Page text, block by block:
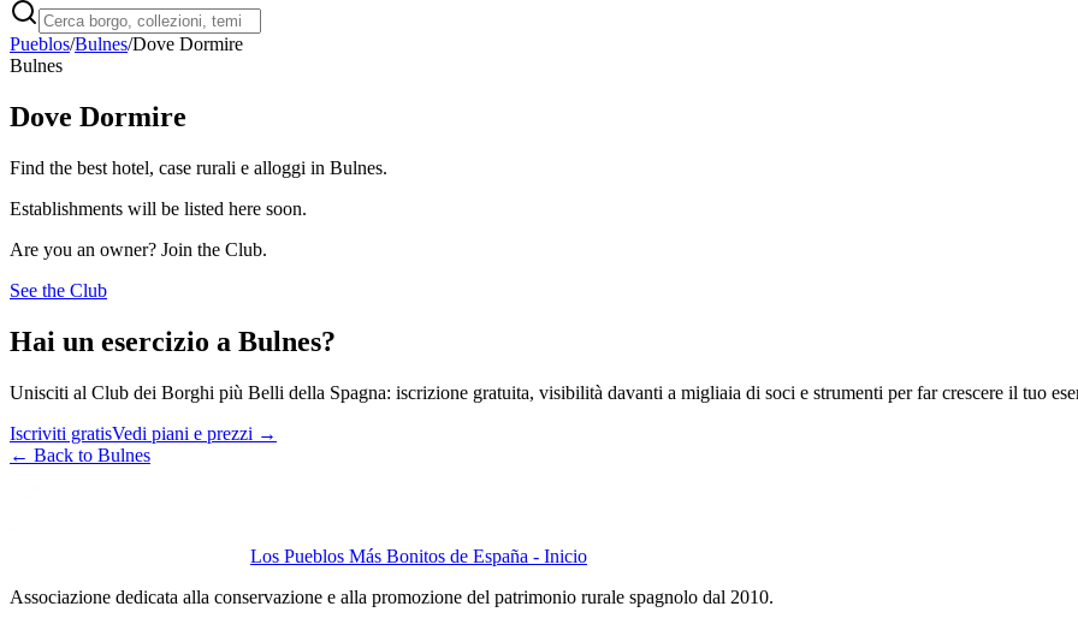
Pueblos/Bulnes/Dove Dormire
Bulnes
Dove Dormire
Find the best hotel, case rurali e alloggi in Bulnes.
Establishments will be listed here soon.
Are you an owner? Join the Club.
See the Club
Hai un esercizio a Bulnes?
Unisciti al Club dei Borghi più Belli della Spagna: iscrizione gratuita, visibilità davanti a migliaia di soci e strumenti per far crescere il tuo
Iscriviti gratisVedi piani e prezzi →
← Back to Bulnes
Los Pueblos Más Bonitos de España - Inicio
Associazione dedicata alla conservazione e alla promozione del patrimonio rurale spagnolo dal 2010.